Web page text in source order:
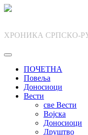
Skip
ХРОНИКА СРПСКО-
ПОЧЕТНА
Повеља
Доносиоци
Вести
све Вести
Војска
Доносиоци
Друштво